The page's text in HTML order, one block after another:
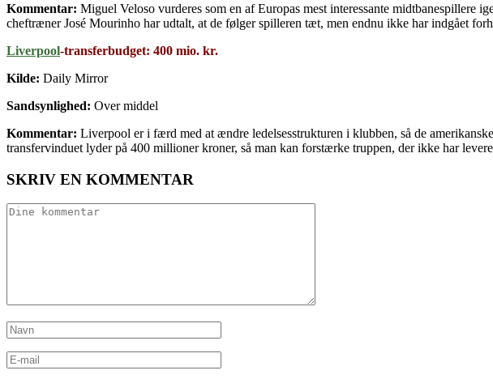
Kommentar: Miguel Veloso vurderes som en af Europas mest interessante midtbanespillere
cheftræner José Mourinho har udtalt, at de følger spilleren tæt, men endnu ikke har indgået
Liverpool-transferbudget: 400 mio. kr.
Kilde: Daily Mirror
Sandsynlighed: Over middel
Kommentar: Liverpool er i færd med at ændre ledelsesstrukturen i klubben, så de
transfervinduet lyder på 400 millioner kroner, så man kan forstærke truppen, der ikke har
SKRIV EN KOMMENTAR